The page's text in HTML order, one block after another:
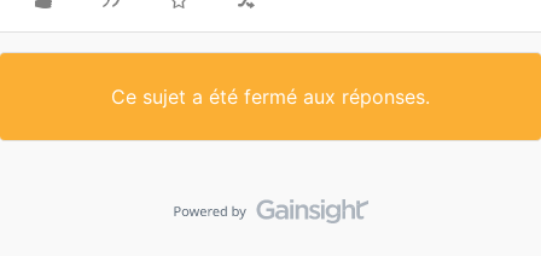
Ce sujet a été fermé aux réponses.